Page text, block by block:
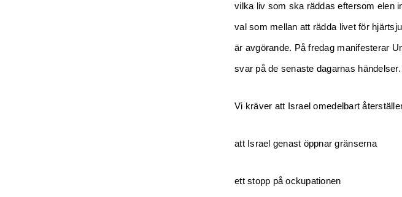
vilka liv som ska räddas eftersom elen
val som mellan att rädda livet för
är avgörande. På fredag manifesterar
svar på de senaste dagarnas
Vi kräver att Israel omedelbart
att Israel genast öppnar gränserna
ett stopp på ockupationen